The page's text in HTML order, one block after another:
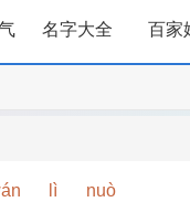
名字大全 百家
lì nuò